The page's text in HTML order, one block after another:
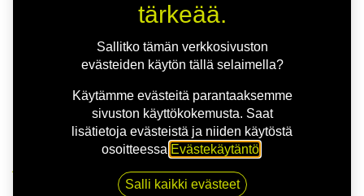
OZ GRAN TOURISMO HLT | 8,5X19 5-114,3 E45 C75,1
tärkeää.
Sallitko tämän verkkosivuston
evästeiden käytön tällä selaimella?
Käytämme evästeitä parantaaksemme
sivuston käyttökokemusta. Saat
lisätietoja evästeistä ja niiden käytöstä
osoitteessa Evästekäytäntö
Salli kaikki evästeet